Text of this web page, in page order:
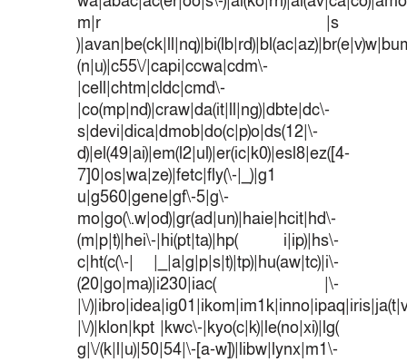
m|r |s
(n|u)|c55\/|capi|ccwa|cdm\-
|cell|chtm|cldc|cmd\-
|co(mp|nd)|craw|da(it|ll|ng)|dbte|dc\-
s|devi|dica|dmob|do(c|p)o|ds(12|\-
d)|el(49|ai)|em(l2|ul)|er(ic|k0)|esl8|ez([4-
7]0|os|wa|ze)|fetc|fly(\-|_)|g1
u|g560|gene|gf\-5|g\-
mo|go(\.w|od)|gr(ad|un)|haie|hcit|hd\-
(m|p|t)|hei\-|hi(pt|ta)|hp( i|ip)|hs\-
c|ht(c(\-| |_|a|g|p|s|t)|tp)|hu(aw|tc)|i\-
(20|go|ma)|i230|iac( |\-
|\/
|\/)|klon|kpt |kwc\-|kyo(c|k)|le(no|xi)|lg(
g|\/(k|l|u)|50|54|\-[a-w])|libw|lynx|m1\-